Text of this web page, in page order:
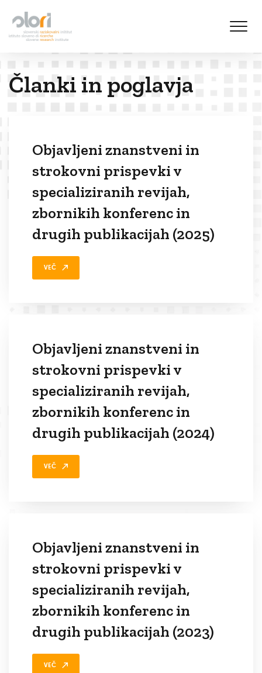
Članki in poglavja
Objavljeni znanstveni in
strokovni prispevki v
specializiranih revijah,
zbornikih konferenc in
drugih publikacijah (2025)
VEČ
Objavljeni znanstveni in
strokovni prispevki v
specializiranih revijah,
zbornikih konferenc in
drugih publikacijah (2024)
VEČ
Objavljeni znanstveni in
strokovni prispevki v
specializiranih revijah,
zbornikih konferenc in
drugih publikacijah (2023)
VEČ